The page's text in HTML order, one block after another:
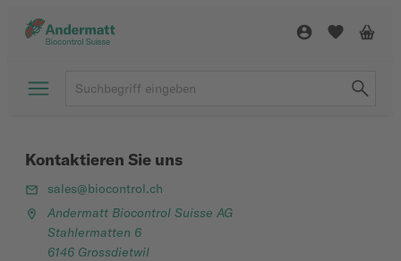
Kontaktieren Sie uns
sales@biocontrol.ch
Andermatt Biocontrol Suisse AG
Stahlermatten 6
6146 Grossdietwil